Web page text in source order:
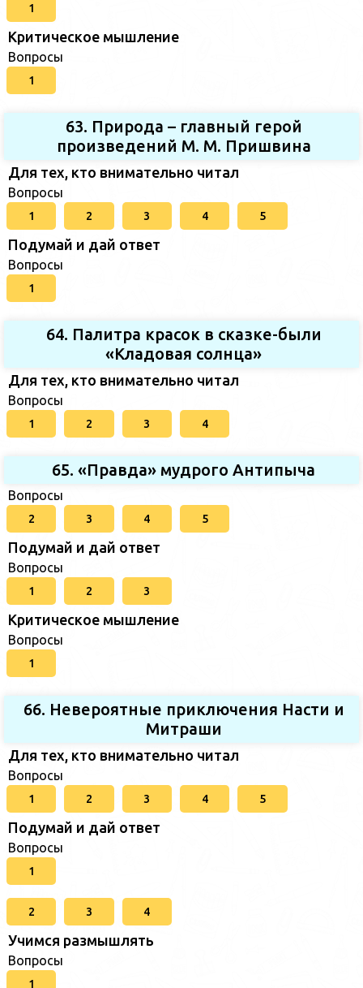
1
Критическое мышление
Вопросы
1
63. Природа – главный герой
произведений М. М. Пришвина
Для тех, кто внимательно читал
Вопросы
1 2 3 4 5
Подумай и дай ответ
Вопросы
1
64. Палитра красок в сказке-были
«Кладовая солнца»
Для тех, кто внимательно читал
Вопросы
1 2 3 4
65. «Правда» мудрого Антипыча
Вопросы
2 3 4 5
Подумай и дай ответ
Вопросы
1 2 3
Критическое мышление
Вопросы
1
66. Невероятные приключения Насти и
Митраши
Для тех, кто внимательно читал
Вопросы
1 2 3 4 5
Подумай и дай ответ
Вопросы
1
2 3 4
Учимся размышлять
Вопросы
1